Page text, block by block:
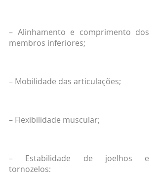
– Alinhamento e comprimento dos
membros inferiores;
– Mobilidade das articulações;
– Flexibilidade muscular;
– Estabilidade de joelhos e
tornozelos;